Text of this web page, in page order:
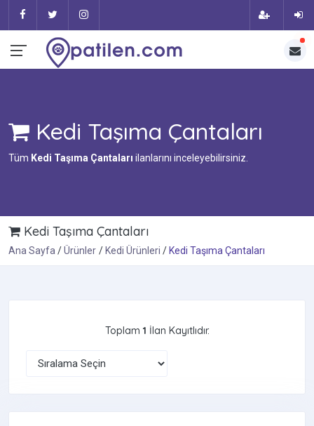
Kedi Taşıma Çantaları
Tüm Kedi Taşıma Çantaları ilanlarını inceleyebilirsiniz.
Kedi Taşıma Çantaları
Ana Sayfa Ürünler Kedi Ürünleri Kedi Taşıma Çantaları
Toplam 1 İlan Kayıtlıdır.